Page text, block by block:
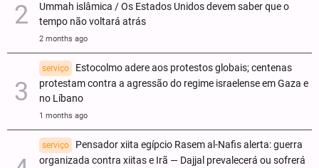
Ummah islâmica / Os Estados Unidos devem saber que o
tempo não voltará atrás
2 months ago
serviço
Estocolmo adere aos protestos globais; centenas
protestam contra a agressão do regime israelense em Gaza e
no Líbano
1 months ago
serviço
Pensador xiita egípcio Rasem al-Nafis alerta: guerra
organizada contra xiitas e Irã — Dajjal prevalecerá ou sofrerá